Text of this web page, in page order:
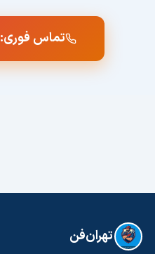
تماس فوری:
تهران‌فن